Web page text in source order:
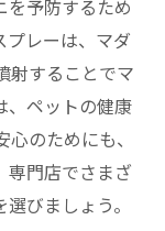
を予防するため
プレーは、マダ
射することでマ
、ペットの健康
のためにも、
専門店でさまざ
びましょう。